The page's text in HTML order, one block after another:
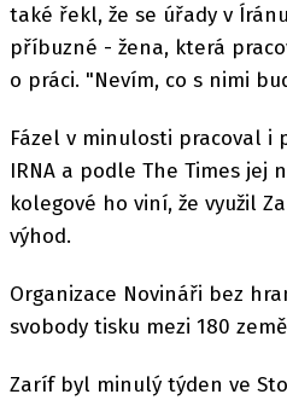
také řekl, že se úřady v
příbuzné - žena, která
o práci. "Nevím, co s nimi
Fázel v minulosti pracoval i
IRNA a podle The Times jej
kolegové ho viní, že využil
výhod.
Organizace Novináři bez
svobody tisku mezi 180
Zaríf byl minulý týden ve